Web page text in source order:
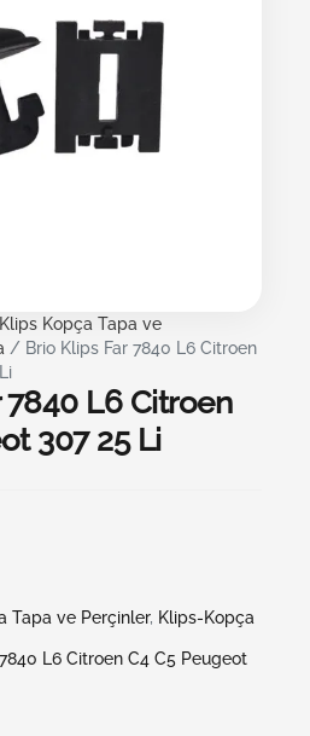
Klips Kopça Tapa ve
/ Brio Klips Far 7840 L6 Citroen
7840 L6 Citroen
307 25 Li
Tapa ve Perçinler, Klips-Kopça
L6 Citroen C4 C5 Peugeot